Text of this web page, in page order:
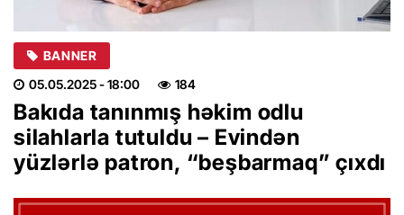
BANNER
05.05.2025- 18:00 184
Bakıda tanınmış həkim odlu
silahlarla tutuldu – Evindən
yüzlərlə patron, “beşbarmaq” çıxdı